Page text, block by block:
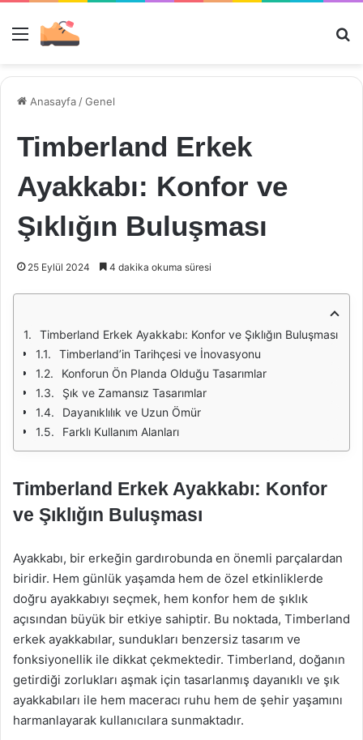
Menü
Anasayfa /Genel
Timberland Erkek
Ayakkabı: Konfor ve
Şıklığın Buluşması
25 Eylül 2024 4 dakika okuma süresi
Timberland Erkek Ayakkabı: Konfor ve Şıklığın Buluşması
Timberland’in Tarihçesi ve İnovasyonu
Konforun Ön Planda Olduğu Tasarımlar
Şık ve Zamansız Tasarımlar
Dayanıklılık ve Uzun Ömür
Farklı Kullanım Alanları
Timberland Erkek Ayakkabı: Konfor
ve Şıklığın Buluşması
Ayakkabı, bir erkeğin gardırobunda en önemli parçalardan
biridir. Hem günlük yaşamda hem de özel etkinliklerde
doğru ayakkabıyı seçmek, hem konfor hem de şıklık
açısından büyük bir etkiye sahiptir. Bu noktada, Timberland
erkek ayakkabılar, sundukları benzersiz tasarım ve
fonksiyonellik ile dikkat çekmektedir. Timberland, doğanın
getirdiği zorlukları aşmak için tasarlanmış dayanıklı ve şık
ayakkabıları ile hem maceracı ruhu hem de şehir yaşamını
harmanlayarak kullanıcılara sunmaktadır.